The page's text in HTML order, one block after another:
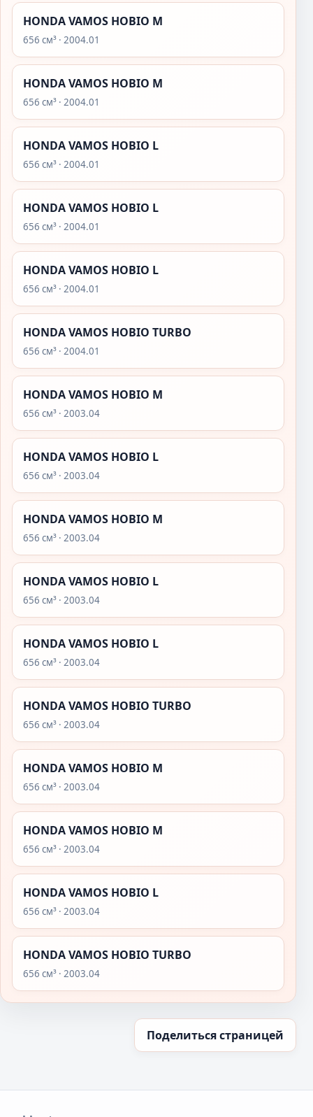
HONDA VAMOS HOBIO M
656 см³ · 2004.01
HONDA VAMOS HOBIO M
656 см³ · 2004.01
HONDA VAMOS HOBIO L
656 см³ · 2004.01
HONDA VAMOS HOBIO L
656 см³ · 2004.01
HONDA VAMOS HOBIO L
656 см³ · 2004.01
HONDA VAMOS HOBIO TURBO
656 см³ · 2004.01
HONDA VAMOS HOBIO M
656 см³ · 2003.04
HONDA VAMOS HOBIO L
656 см³ · 2003.04
HONDA VAMOS HOBIO M
656 см³ · 2003.04
HONDA VAMOS HOBIO L
656 см³ · 2003.04
HONDA VAMOS HOBIO L
656 см³ · 2003.04
HONDA VAMOS HOBIO TURBO
656 см³ · 2003.04
HONDA VAMOS HOBIO M
656 см³ · 2003.04
HONDA VAMOS HOBIO M
656 см³ · 2003.04
HONDA VAMOS HOBIO L
656 см³ · 2003.04
HONDA VAMOS HOBIO TURBO
656 см³ · 2003.04
Поделиться страницей